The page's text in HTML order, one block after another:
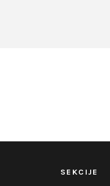
SEKCIJE